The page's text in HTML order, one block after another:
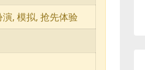
, 模拟, 抢先体验